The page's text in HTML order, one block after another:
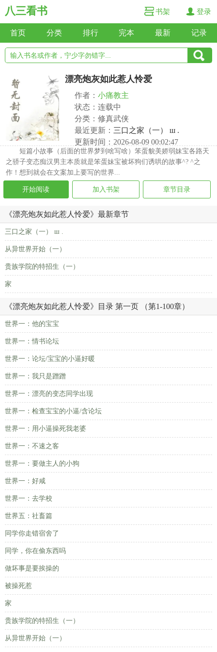
八三看书 书架 登录
首页 分类 排行 完本 最新 记录
漂亮炮灰如此惹人怜爱
作者： 小痛教主
状态：连载中
分类：修真武侠
最近更新： 三口之家（一） ш .
更新时间：2026-08-09 00:02:47
短篇小故事（后面的世界梦到啥写啥）笨蛋貌美娇弱妹宝各路天
之骄子变态痴汉男主本质就是笨蛋妹宝被坏狗们诱哄的故事^? ^之
作！想到就会在文案加上要写的世界...
开始阅读 加入书架 章节目录
《漂亮炮灰如此惹人怜爱》最新章节
三口之家（一） ш .
从异世界开始（一）
贵族学院的特招生（一）
家
《漂亮炮灰如此惹人怜爱》目录 第一页 （第1-100章）
世界一：他的宝宝
世界一：情书论坛
世界一：论坛/宝宝的小逼好暖
世界一：我只是蹭蹭
世界一：漂亮的变态同学出现
世界一：检查宝宝的小逼/含论坛
世界一：用小逼操死我老婆
世界一：不速之客
世界一：要做主人的小狗
世界一：好咸
世界一：去学校
世界五：社畜篇
同学你走错宿舍了
同学，你在偷东西吗
做坏事是要挨操的
被操死惹
家
贵族学院的特招生（一）
从异世界开始（一）